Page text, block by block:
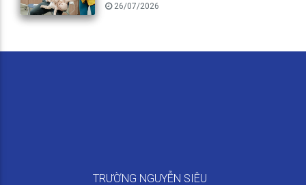
26/07/2026
TRƯỜNG NGUYỄN SIÊU